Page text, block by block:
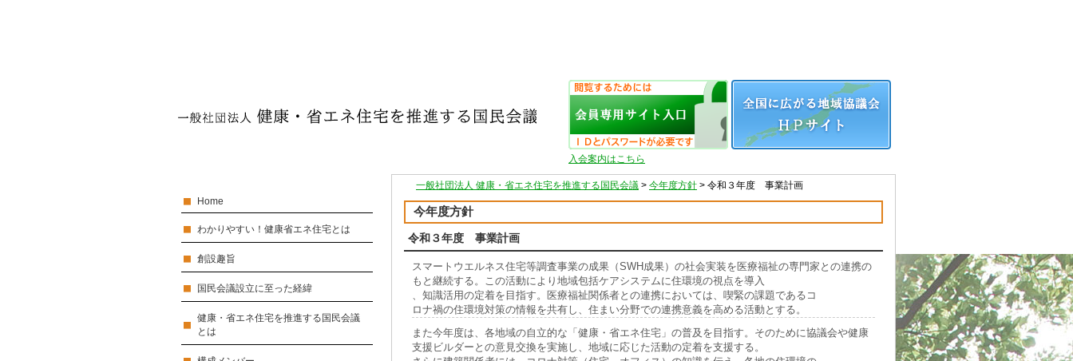
入会案内はこちら
Home
わかりやすい！健康省エネ住宅とは
創設趣旨
国民会議設立に至った経緯
健康・省エネ住宅を推進する国民会議
とは
一般社団法人 健康・省エネ住宅を推進する国民会議 > 今年度方針 > 令和３年度 事業計画
今年度方針
令和３年度 事業計画
スマートウエルネス住宅等調査事業の成果（SWH成果）の社会実装を医療福祉の専門家との連携の
もと継続する。この活動により地域包括ケアシステムに住環境の視点を導入
、知識活用の定着を目指す。医療福祉関係者との連携においては、喫緊の課題であるコ
ロナ禍の住環境対策の情報を共有し、住まい分野での連携意義を高める活動とする。
また今年度は、各地域の自立的な「健康・省エネ住宅」の普及を目指す。そのために協議会や健康
支援ビルダーとの意見交換を実施し、地域に応じた活動の定着を支援する。